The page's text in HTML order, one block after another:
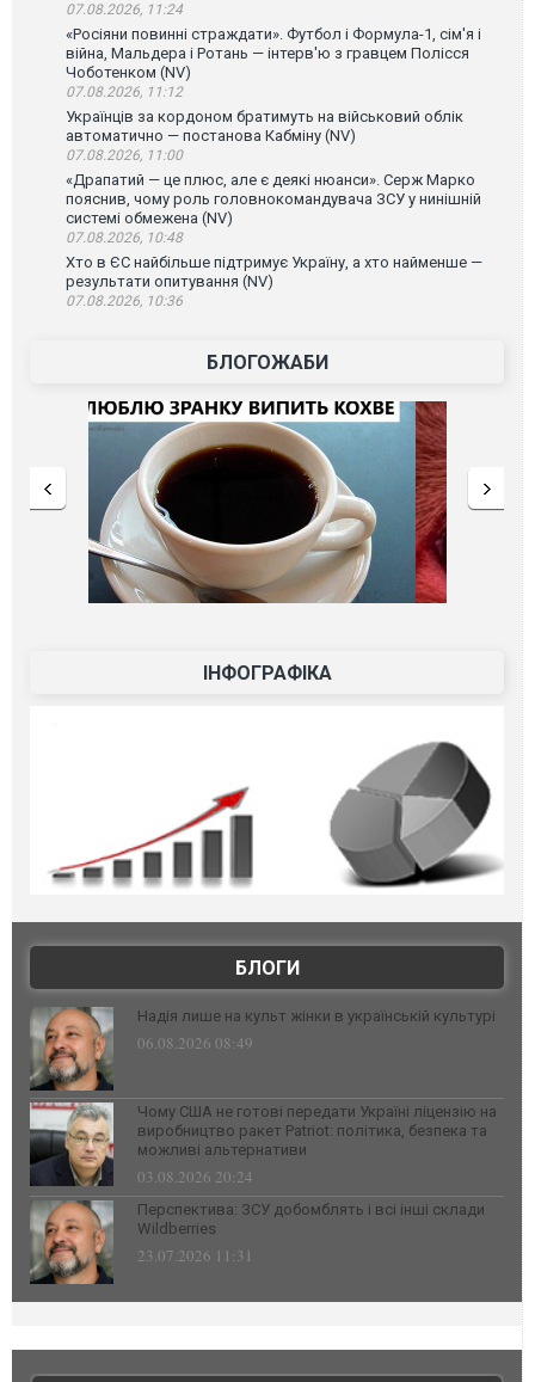
07.08.2026, 11:24
«Росіяни повинні страждати». Футбол і Формула-1, сім'я і
війна, Мальдера і Ротань — інтерв'ю з гравцем Полісся
Чоботенком (NV)
07.08.2026, 11:12
Українців за кордоном братимуть на військовий облік
автоматично — постанова Кабміну (NV)
07.08.2026, 11:00
«Драпатий — це плюс, але є деякі нюанси». Серж Марко
пояснив, чому роль головнокомандувача ЗСУ у нинішній
системі обмежена (NV)
07.08.2026, 10:48
Хто в ЄС найбільше підтримує Україну, а хто найменше —
результати опитування (NV)
07.08.2026, 10:36
БЛОГОЖАБИ
ІНФОГРАФІКА
БЛОГИ
Надія лише на культ жінки в українській культурі
06.08.2026 08:49
Чому США не готові передати Україні ліцензію на
виробництво ракет Patriot: політика, безпека та
можливі альтернативи
03.08.2026 20:24
Перспектива: ЗСУ добомблять і всі інші склади
Wildberries
23.07.2026 11:31